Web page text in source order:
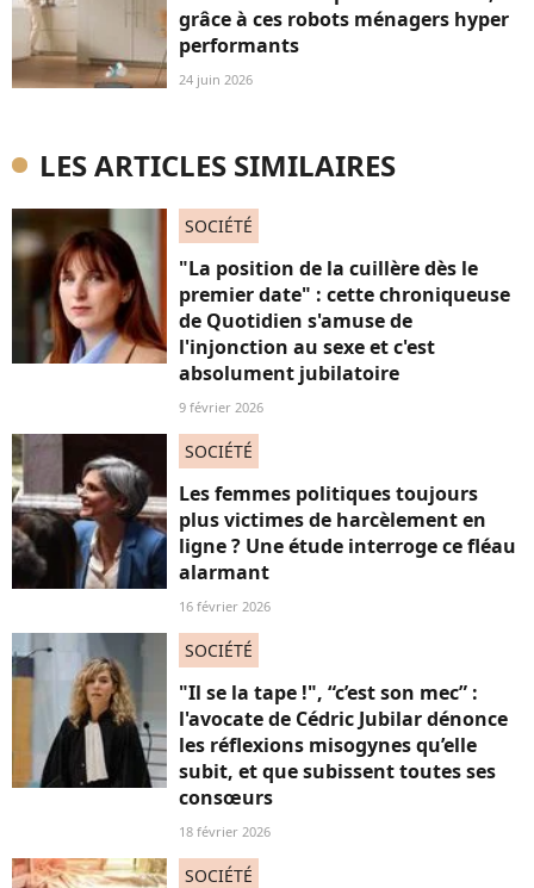
grâce à ces robots ménagers hyper
performants
24 juin 2026
LES ARTICLES SIMILAIRES
SOCIÉTÉ
"La position de la cuillère dès le
premier date" : cette chroniqueuse
de Quotidien s'amuse de
l'injonction au sexe et c'est
absolument jubilatoire
9 février 2026
SOCIÉTÉ
Les femmes politiques toujours
plus victimes de harcèlement en
ligne ? Une étude interroge ce fléau
alarmant
16 février 2026
SOCIÉTÉ
"Il se la tape !", “c’est son mec” :
l'avocate de Cédric Jubilar dénonce
les réflexions misogynes qu’elle
subit, et que subissent toutes ses
consœurs
18 février 2026
SOCIÉTÉ